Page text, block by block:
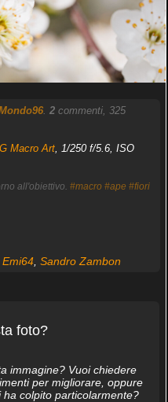
. 2commenti, 325
Macro Art, 1/250 f/5.6, ISO
all'obiettivo. #macro #ape #fiori
Emi64, Sandro Zambon
foto?
immagine? Vuoi chiedere
per migliorare, oppure
colpito particolarmente?